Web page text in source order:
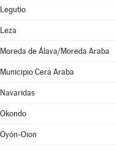
Legutio
Leza
Moreda de Álava/Moreda Araba
Municipio Cera Araba
Navaridas
Okondo
Oyón-Oion